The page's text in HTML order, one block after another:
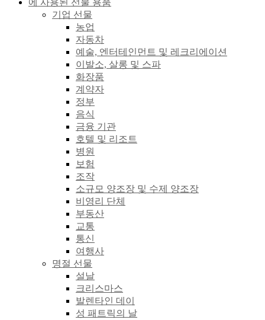
에 사용된 선물 용품
기업 선물
농업
자동차
예술, 엔터테인먼트 및 레크리에이션
이발소, 살롱 및 스파
화장품
계약자
정부
음식
금융 기관
호텔 및 리조트
병원
보험
조작
소규모 양조장 및 수제 양조장
비영리 단체
부동산
교통
통신
여행사
명절 선물
설날
크리스마스
발렌타인 데이
성 패트릭의 날